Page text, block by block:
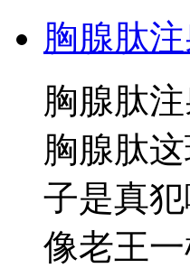
胸腺肽
胸腺肽
胸腺肽
子是真
像老王